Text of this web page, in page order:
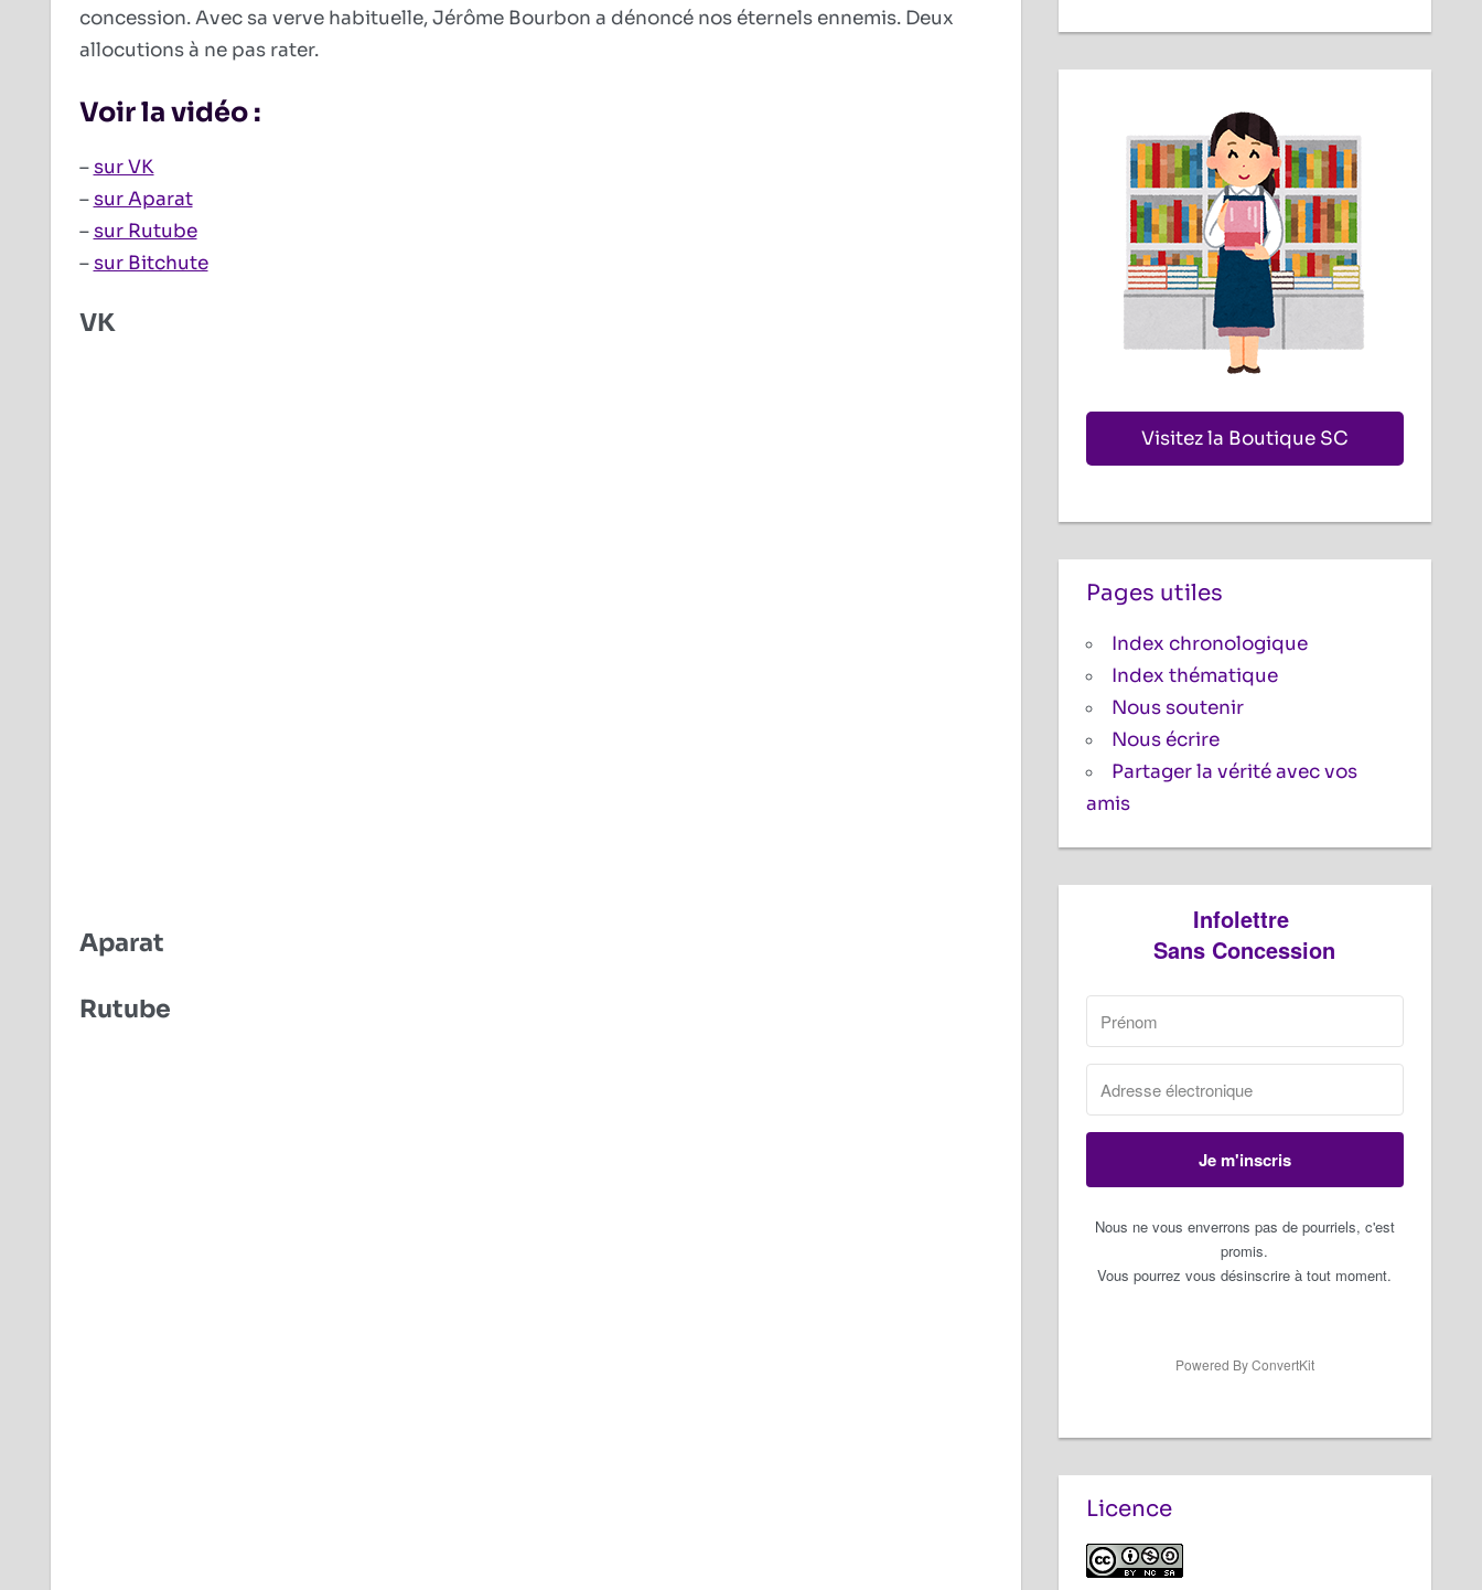
concession. Avec sa verve habituelle, Jérôme Bourbon a dénoncé nos éternels ennemis. Deux
allocutions à ne pas rater.
Voir la vidéo :
–sur VK
–sur Aparat
–sur Rutube
–sur Bitchute
VK
Aparat
Rutube
Visitez la Boutique SC
Pages utiles
Index chronologique
Index thématique
Nous soutenir
Nous écrire
Partager la vérité avec vos
amis
Infolettre
Sans Concession
Je m'inscris
Nous ne vous enverrons pas de pourriels, c'est
promis.
Vous pourrez vous désinscrire à tout moment.
Powered By ConvertKit
Licence